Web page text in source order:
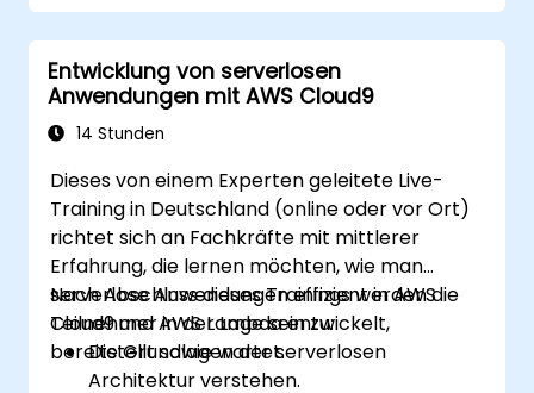
zu automatisieren.
AWS-Dienste wie Lambda, EC2 und S3 in
DevOps-Workflows zu integrieren.
Versionsverwaltungssysteme wie GitHub
oder GitLab in AWS Cloud9 zu nutzen.
Entwicklung von serverlosen
Anwendungen mit AWS Cloud9
14 Stunden
Dieses von einem Experten geleitete Live-
Training in Deutschland (online oder vor Ort)
richtet sich an Fachkräfte mit mittlerer
Erfahrung, die lernen möchten, wie man
serverlose Anwendungen effizient in AWS
Cloud9 und AWS Lambda entwickelt,
bereitstellt sowie wartet.
Nach Abschluss dieses Trainings werden die
Teilnehmer in der Lage sein zu:
Die Grundlagen der serverlosen
Architektur verstehen.